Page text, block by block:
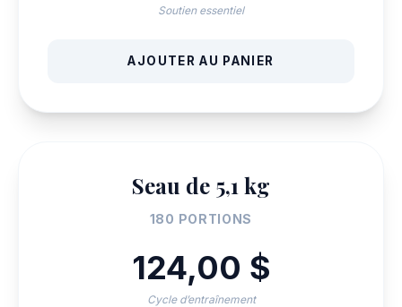
Soutien essentiel
AJOUTER AU PANIER
Seau de 5,1 kg
180 PORTIONS
124,00 $
Cycle d’entraînement